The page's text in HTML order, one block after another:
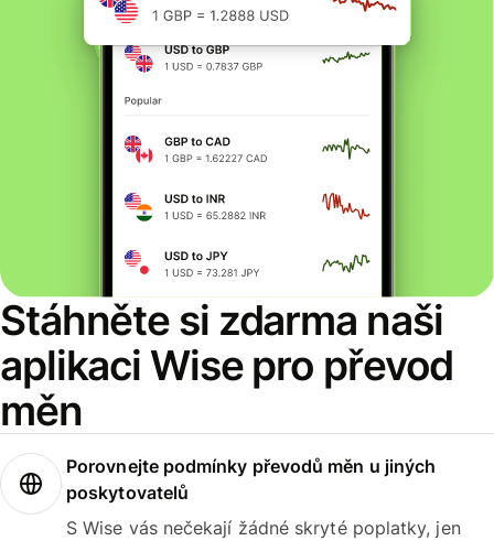
Stáhněte si zdarma naši
aplikaci Wise pro převod
měn
Porovnejte podmínky převodů měn u jiných
poskytovatelů
S Wise vás nečekají žádné skryté poplatky, jen